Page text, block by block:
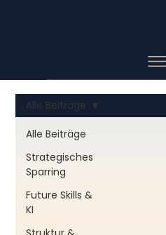
Alle Beiträge
Strategisches
Sparring
Future Skills &
KI
Alle Beiträge